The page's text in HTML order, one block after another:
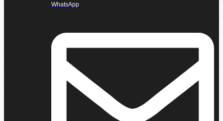
WhatsApp